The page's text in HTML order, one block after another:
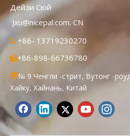
Дейзи Сюй
Jxu@nicepal.com. CN
 +86- 13719230270
+86-898-66736780
№ 9 Ченгли -стрит, Вутонг -
Хайку, Хайнань, Китай